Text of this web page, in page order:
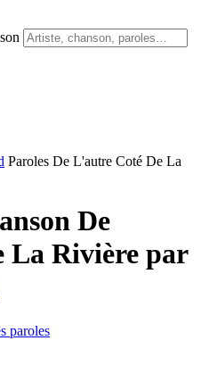
Paroles De L'autre Coté De La
De
La Rivière par
paroles